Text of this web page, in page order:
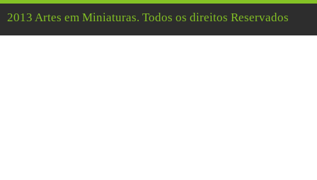
2013 Artes em Miniaturas. Todos os direitos Reservados